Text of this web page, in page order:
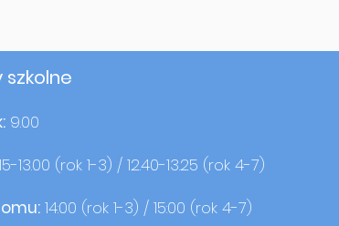
szkolne
9.00
13.00 (rok 1-3) / 12.40-13.25 (rok 4-7)
14:00 (rok 1-3) / 15:00 (rok 4-7)